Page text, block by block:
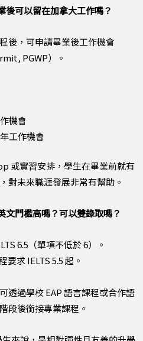
可以留在加拿大工作嗎？
後，可申請畢業後工作機會
PGWP）。
機會
工作機會
或實習安排，學生在畢業前就有
對未來職涯發展非常有幫助。
門檻高嗎？可以雙錄取嗎？
6.5（單項不低於 6）。
求 IELTS 5.5 起。
透過學校 EAP 語言課程或合作語
段後銜接專業課程。